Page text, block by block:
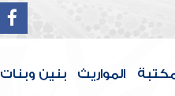
المواريث بنين وبنات